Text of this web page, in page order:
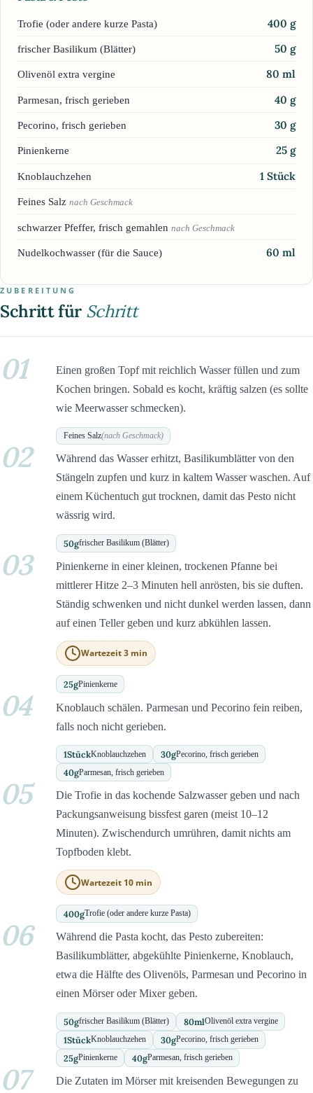
Trofie (oder andere kurze Pasta) 400 g
frischer Basilikum (Blätter) 50 g
Olivenöl extra vergine 80 ml
Parmesan, frisch gerieben 40 g
Pecorino, frisch gerieben 30 g
Pinienkerne 25 g
Knoblauchzehen 1 Stück
Feines Salz nach Geschmack
schwarzer Pfeffer, frisch gemahlen nach Geschmack
Nudelkochwasser (für die Sauce) 60 ml
ZUBEREITUNG
Schritt für Schritt
01
Einen großen Topf mit reichlich Wasser füllen und zum
Kochen bringen. Sobald es kocht, kräftig salzen (es sollte
wie Meerwasser schmecken).
Feines Salz(nach Geschmack)
02
Während das Wasser erhitzt, Basilikumblätter von den
Stängeln zupfen und kurz in kaltem Wasser waschen. Auf
einem Küchentuch gut trocknen, damit das Pesto nicht
wässrig wird.
50gfrischer Basilikum (Blätter)
03
Pinienkerne in einer kleinen, trockenen Pfanne bei
mittlerer Hitze 2–3 Minuten hell anrösten, bis sie duften.
Ständig schwenken und nicht dunkel werden lassen, dann
auf einen Teller geben und kurz abkühlen lassen.
Wartezeit 3 min
25gPinienkerne
04
Knoblauch schälen. Parmesan und Pecorino fein reiben,
falls noch nicht gerieben.
1StückKnoblauchzehen 30gPecorino, frisch gerieben
40gParmesan, frisch gerieben
05
Die Trofie in das kochende Salzwasser geben und nach
Packungsanweisung bissfest garen (meist 10–12
Minuten). Zwischendurch umrühren, damit nichts am
Topfboden klebt.
Wartezeit 10 min
400gTrofie (oder andere kurze Pasta)
06
Während die Pasta kocht, das Pesto zubereiten:
Basilikumblätter, abgekühlte Pinienkerne, Knoblauch,
etwa die Hälfte des Olivenöls, Parmesan und Pecorino in
einen Mörser oder Mixer geben.
50gfrischer Basilikum (Blätter) 80mlOlivenöl extra vergine
1StückKnoblauchzehen 30gPecorino, frisch gerieben
25gPinienkerne 40gParmesan, frisch gerieben
07
Die Zutaten im Mörser mit kreisenden Bewegungen zu